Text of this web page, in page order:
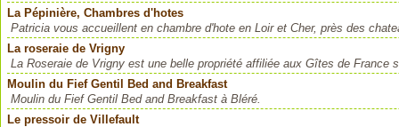
La Pépinière, Chambres d'hotes
Patricia vous accueillent en chambre d'hote en Loir et Cher, près des
La roseraie de Vrigny
La Roseraie de Vrigny est une belle propriété affiliée aux Gîtes de France
Moulin du Fief Gentil Bed and Breakfast
Moulin du Fief Gentil Bed and Breakfast à Bléré.
Le pressoir de Villefault